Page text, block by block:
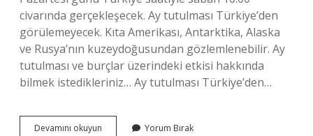
civarında gerçekleşecek. Ay tutulması Türkiye’den
görülemeyecek. Kıta Amerikası, Antarktika, Alaska
ve Rusya’nın kuzeydoğusundan gözlemlenebilir. Ay
tutulması ve burçlar üzerindeki etkisi hakkında
bilmek istedikleriniz… Ay tutulması Türkiye’den…
Devamını okuyun Yorum Bırak